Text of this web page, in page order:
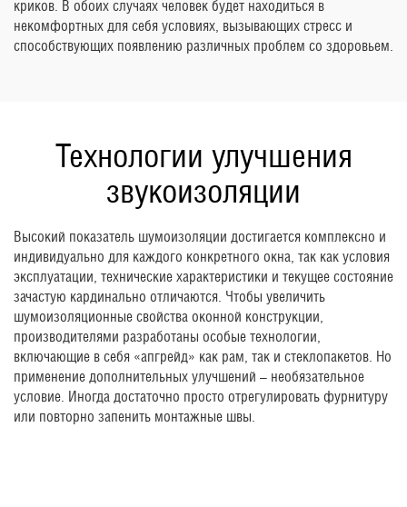
криков. В обоих случаях человек будет находиться в
некомфортных для себя условиях, вызывающих стресс и
способствующих появлению различных проблем со здоровьем.
Технологии улучшения
звукоизоляции
Высокий показатель шумоизоляции достигается комплексно и
индивидуально для каждого конкретного окна, так как условия
эксплуатации, технические характеристики и текущее состояние
зачастую кардинально отличаются. Чтобы увеличить
шумоизоляционные свойства оконной конструкции,
производителями разработаны особые технологии,
включающие в себя «апгрейд» как рам, так и стеклопакетов. Но
применение дополнительных улучшений – необязательное
условие. Иногда достаточно просто отрегулировать фурнитуру
или повторно запенить монтажные швы.